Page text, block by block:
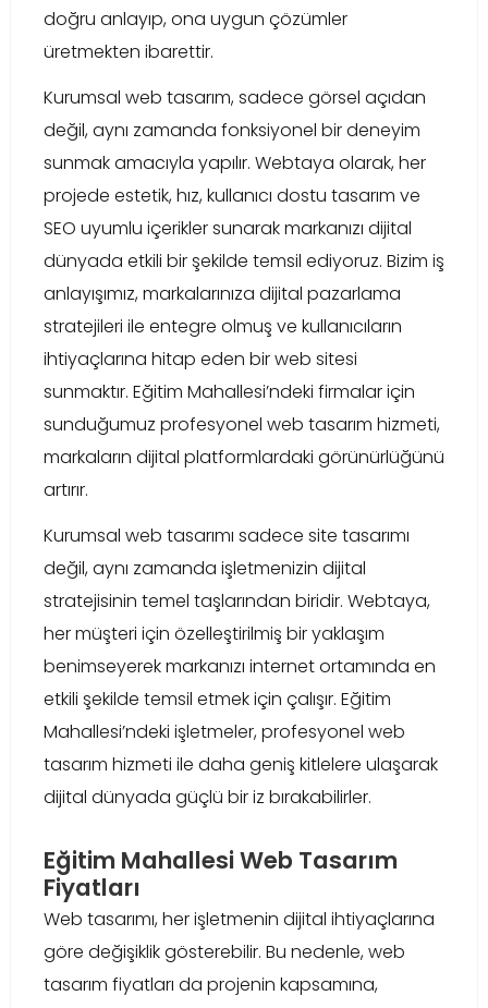
doğru anlayıp, ona uygun çözümler
üretmekten ibarettir.
Kurumsal web tasarım, sadece görsel açıdan
değil, aynı zamanda fonksiyonel bir deneyim
sunmak amacıyla yapılır. Webtaya olarak, her
projede estetik, hız, kullanıcı dostu tasarım ve
SEO uyumlu içerikler sunarak markanızı dijital
dünyada etkili bir şekilde temsil ediyoruz. Bizim iş
anlayışımız, markalarınıza dijital pazarlama
stratejileri ile entegre olmuş ve kullanıcıların
ihtiyaçlarına hitap eden bir web sitesi
sunmaktır. Eğitim Mahallesi’ndeki firmalar için
sunduğumuz profesyonel web tasarım hizmeti,
markaların dijital platformlardaki görünürlüğünü
artırır.
Kurumsal web tasarımı sadece site tasarımı
değil, aynı zamanda işletmenizin dijital
stratejisinin temel taşlarından biridir. Webtaya,
her müşteri için özelleştirilmiş bir yaklaşım
benimseyerek markanızı internet ortamında en
etkili şekilde temsil etmek için çalışır. Eğitim
Mahallesi’ndeki işletmeler, profesyonel web
tasarım hizmeti ile daha geniş kitlelere ulaşarak
dijital dünyada güçlü bir iz bırakabilirler.
Eğitim Mahallesi Web Tasarım
Fiyatları
Web tasarımı, her işletmenin dijital ihtiyaçlarına
göre değişiklik gösterebilir. Bu nedenle, web
tasarım fiyatları da projenin kapsamına,